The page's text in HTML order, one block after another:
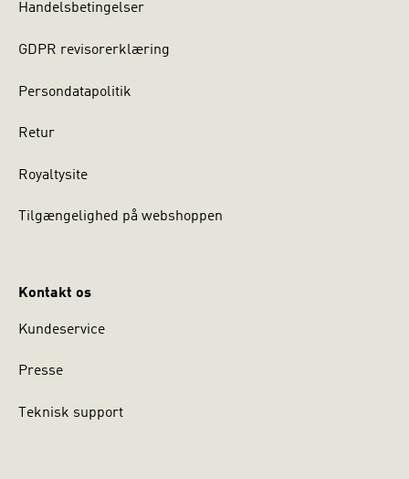
Handelsbetingelser
GDPR revisorerklæring
Persondatapolitik
Retur
Royaltysite
Tilgængelighed på webshoppen
Kontakt os
Kundeservice
Presse
Teknisk support